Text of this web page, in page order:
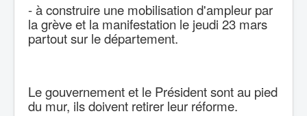
- à construire une mobilisation d'ampleur par
la grève et la manifestation le jeudi 23 mars
partout sur le département.
Le gouvernement et le Président sont au pied
du mur, ils doivent retirer leur réforme.